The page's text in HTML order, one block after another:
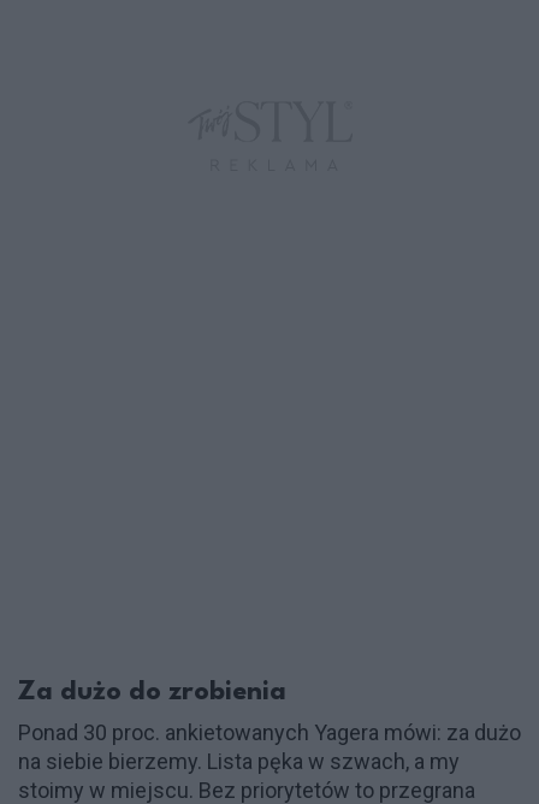
Za dużo do zrobienia
Ponad 30 proc. ankietowanych Yagera mówi: za dużo
na siebie bierzemy. Lista pęka w szwach, a my
stoimy w miejscu. Bez priorytetów to przegrana